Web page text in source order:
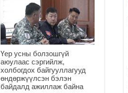
Үер усны болзошгүй
аюулаас сэргийлж,
холбогдох байгууллагууд
өндөржүүлсэн бэлэн
байдалд ажиллаж байна